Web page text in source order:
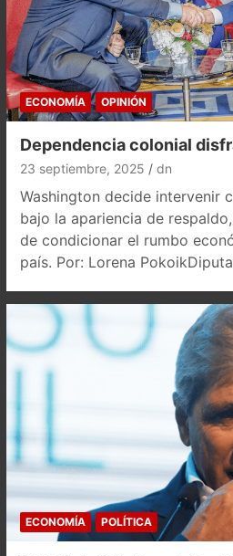
ECONOMÍA OPINIÓN
Dependencia colonial
23 septiembre, 2025 dn
Washington decide intervenir
bajo la apariencia de
de condicionar el rumbo
país. Por: Lorena
ECONOMÍA POLÍTICA